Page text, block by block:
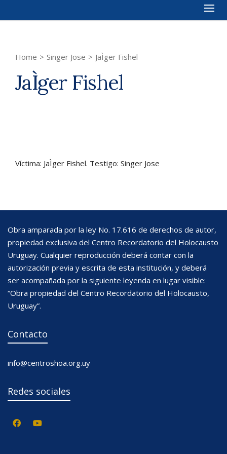
Home > Singer Jose > JaÌger Fishel
JaÌger Fishel
Víctima: JaÌger Fishel. Testigo: Singer Jose
Obra amparada por la ley No. 17.616 de derechos de autor,
propiedad exclusiva del Centro Recordatorio del Holocausto
Uruguay. Cualquier reproducción deberá contar con la
autorización previa y escrita de esta institución, y deberá
ser acompañada por la siguiente leyenda en lugar visible:
“Obra propiedad del Centro Recordatorio del Holocausto,
Uruguay”.
Contacto
info@centroshoa.org.uy
Redes sociales